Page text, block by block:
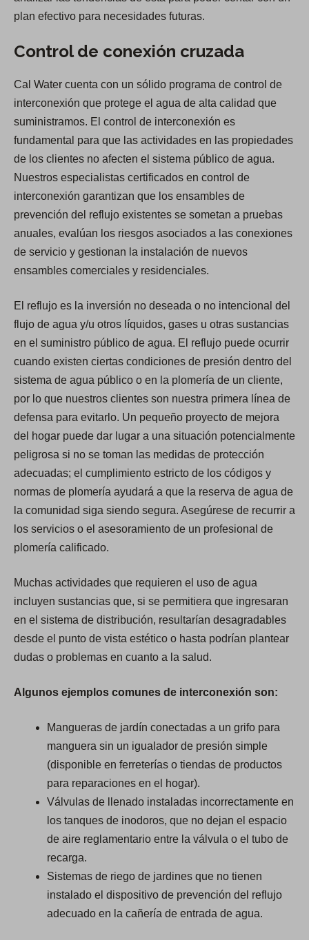
plan efectivo para necesidades futuras.
Control de conexión cruzada
Cal Water cuenta con un sólido programa de control de
interconexión que protege el agua de alta calidad que
suministramos. El control de interconexión es
fundamental para que las actividades en las propiedades
de los clientes no afecten el sistema público de agua.
Nuestros especialistas certificados en control de
interconexión garantizan que los ensambles de
prevención del reflujo existentes se sometan a pruebas
anuales, evalúan los riesgos asociados a las conexiones
de servicio y gestionan la instalación de nuevos
ensambles comerciales y residenciales.
El reflujo es la inversión no deseada o no intencional del
flujo de agua y/u otros líquidos, gases u otras sustancias
en el suministro público de agua. El reflujo puede ocurrir
cuando existen ciertas condiciones de presión dentro del
sistema de agua público o en la plomería de un cliente,
por lo que nuestros clientes son nuestra primera línea de
defensa para evitarlo. Un pequeño proyecto de mejora
del hogar puede dar lugar a una situación potencialmente
peligrosa si no se toman las medidas de protección
adecuadas; el cumplimiento estricto de los códigos y
normas de plomería ayudará a que la reserva de agua de
la comunidad siga siendo segura. Asegúrese de recurrir a
los servicios o el asesoramiento de un profesional de
plomería calificado.
Muchas actividades que requieren el uso de agua
incluyen sustancias que, si se permitiera que ingresaran
en el sistema de distribución, resultarían desagradables
desde el punto de vista estético o hasta podrían plantear
dudas o problemas en cuanto a la salud.
Algunos ejemplos comunes de interconexión son:
Mangueras de jardín conectadas a un grifo para
manguera sin un igualador de presión simple
(disponible en ferreterías o tiendas de productos
para reparaciones en el hogar).
Válvulas de llenado instaladas incorrectamente en
los tanques de inodoros, que no dejan el espacio
de aire reglamentario entre la válvula o el tubo de
recarga.
Sistemas de riego de jardines que no tienen
instalado el dispositivo de prevención del reflujo
adecuado en la cañería de entrada de agua.